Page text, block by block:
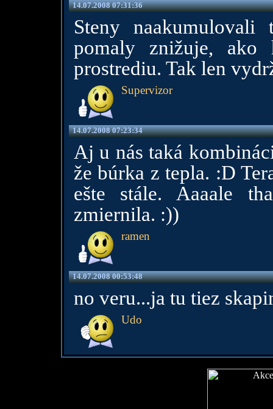
14.07.2008 07:31:36
Steny
pomaly znižuje, ako
prostrediu. Tak len
Supervizor
14.07.2008 07:23:34
Aj u nás taká
že búrka z tepla. :D
ešte stále. Aaaale
zmiernila. :))
ramen
14.07.2008 00:53:48
no veru...ja tu tiez
Udo